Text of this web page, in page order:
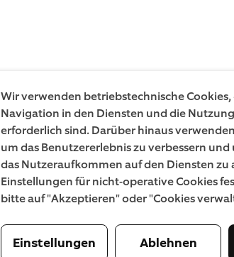
Wir verwenden betriebstechnische Cookies,
Navigation in den Diensten und die
erforderlich sind. Darüber hinaus
um das Benutzererlebnis zu verbessern
das Nutzeraufkommen auf den Diensten zu
Einstellungen für nicht-operative Cookies
bitte auf "Akzeptieren" oder "Cookies
Einstellungen Ablehnen